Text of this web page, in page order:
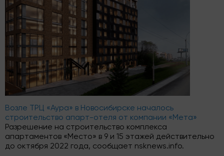
Возле ТРЦ «Аура» в Новосибирске началось
строительство апарт-отеля от компании «Мета»
Разрешение на строительство комплекса
апартаментов «Место» в 9 и 15 этажей действительно
до октября 2022 года, сообщает nsknews.info.